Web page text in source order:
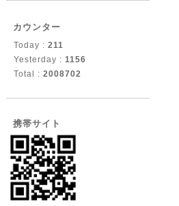
カウンター
Today : 211
Yesterday : 1156
Total : 2008702
携帯サイト